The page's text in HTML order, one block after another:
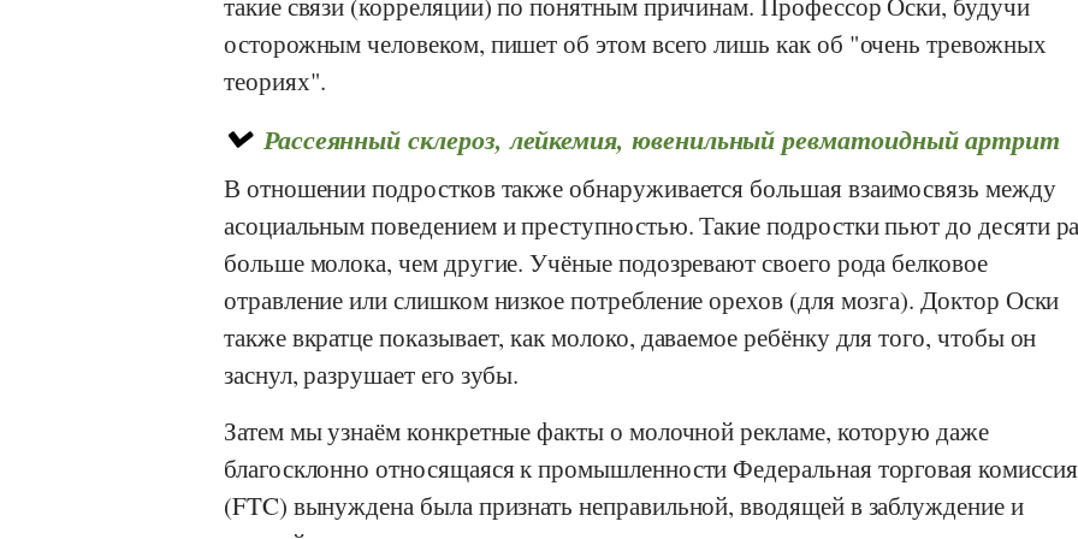
осторожным человеком, пишет об этом всего лишь как об "очень тревожных
теориях".
Рассеянный склероз, лейкемия, ювенильный ревматоидный артрит
В отношении подростков также обнаруживается большая взаимосвязь между
асоциальным поведением и преступностью. Такие подростки пьют до десяти
больше молока, чем другие. Учёные подозревают своего рода белковое
отравление или слишком низкое потребление орехов (для мозга). Доктор Оски
также вкратце показывает, как молоко, даваемое ребёнку для того, чтобы он
заснул, разрушает его зубы.
Затем мы узнаём конкретные факты о молочной рекламе, которую даже
благосклонно относящаяся к промышленностиФедеральная торговая комиссия
(FTC) вынуждена была признать неправильной, вводящей в заблуждение и